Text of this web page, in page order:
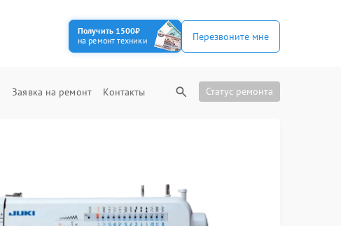
Получить 1500₽
на ремонт техники
Перезвоните мне
Заявка на ремонт Контакты Статус ремонта